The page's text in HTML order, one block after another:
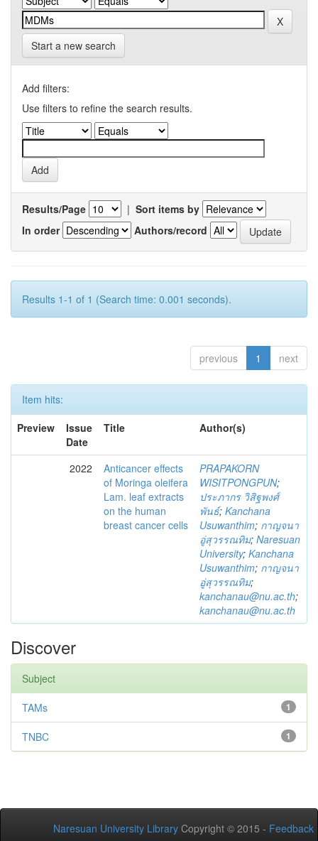
Start a new search
Add filters:
Use filters to refine the search results.
Results/Page | Sort items by
In order
Authors/record
Results 1-1 of 1 (Search time: 0.001 seconds).
previous 1 next
Item hits:
Preview
Issue
Date
Title Author(s)
2022
Anticancer effects
of Moringa oleifera
Lam. leaf extracts
on the human
breast cancer cells
PRAPAKORN
WISITPONGPUN;
ประภากร วิสิฐพงศ์
พันธ์; Kanchana
Usuwanthim; กาญจนา
อู่สุวรรณทิม; Naresuan
University; Kanchana
Usuwanthim; กาญจนา
อู่สุวรรณทิม;
kanchanau@nu.ac.th;
kanchanau@nu.ac.th
Discover
Subject
1
TAMs
1
TNBC
Naresuan University Library Copyright © 2015 - Feedback